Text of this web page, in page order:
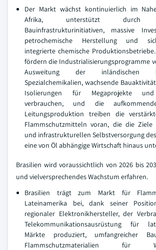
Der Markt wächst kontinuierlich im
Afrika, unterstützt durch
Bauinfrastrukturinitiativen, massive
petrochemische Herstellung und
integrierte chemische
fördern die Industrialisierungsprogramme
Ausweitung der inländischen
Spezialchemikalien, wachsende
Isolierungen für Megaprojekte und
verbrauchen, und die
Leitungsproduktion treiben die
Flammschutzmitteln voran, die die
und infrastrukturellen Selbstversorgung
eine von Öl abhängige Wirtschaft hinaus
Brasilien wird voraussichtlich von 2026 bis
und vielversprechendes Wachstum erfahren.
Brasilien trägt zum Markt für
Lateinamerika bei, dank seiner
regionaler Elektronikhersteller, der
Telekommunikationsausrüstung für
Märkte produziert, umfangreicher
Flammschutzmaterialien